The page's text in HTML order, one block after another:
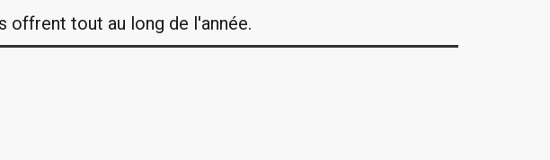
offrent tout au long de l'année.